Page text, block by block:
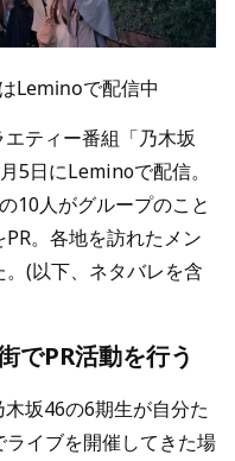
Leminoで配信中
ティー番組「乃木坂
5日にLeminoで配信。
10人がグループのこと
。各地を訪れたメン
(以下、ネタバレを含
でPR活動を行う
木坂46の6期生が自分た
イブを開催してきた場